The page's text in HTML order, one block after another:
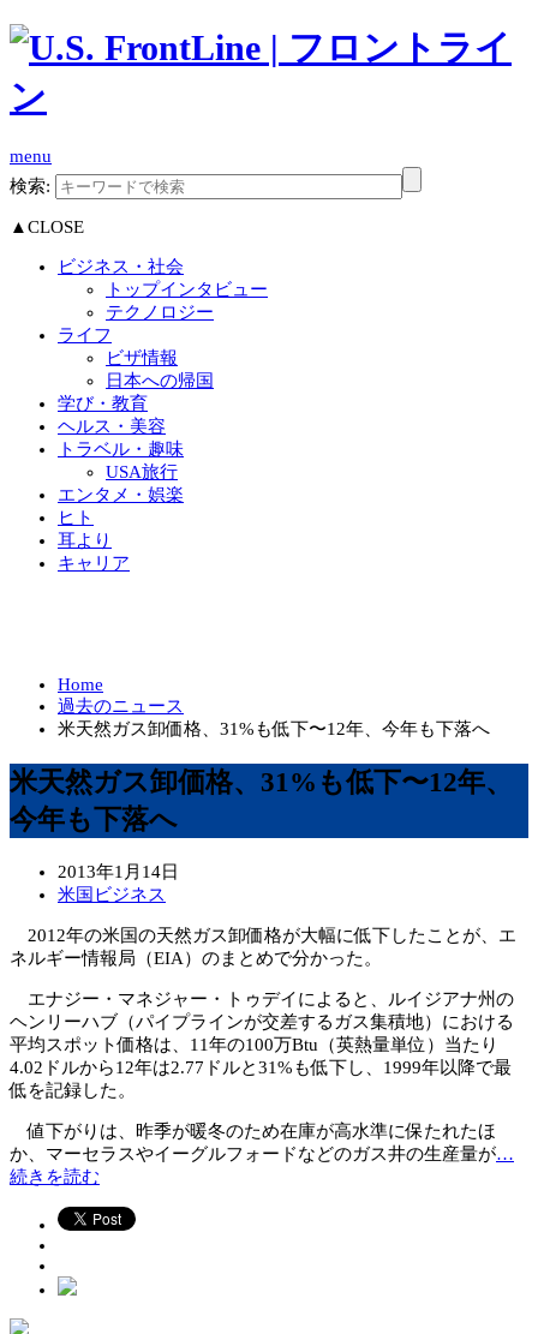
menu
検索:
▲CLOSE
ビジネス・社会
トップインタビュー
テクノロジー
ライフ
ビザ情報
日本への帰国
学び・教育
ヘルス・美容
トラベル・趣味
USA旅行
エンタメ・娯楽
ヒト
耳より
キャリア
Home
過去のニュース
米天然ガス卸価格、31%も低下〜12年、今年も下落へ
米天然ガス卸価格、31%も低下〜12年、
今年も下落へ
2013年1月14日
米国ビジネス
2012年の米国の天然ガス卸価格が大幅に低下したことが、エ
ネルギー情報局（EIA）のまとめで分かった。
エナジー・マネジャー・トゥデイによると、ルイジアナ州の
ヘンリーハブ（パイプラインが交差するガス集積地）における
平均スポット価格は、11年の100万Btu（英熱量単位）当たり
4.02ドルから12年は2.77ドルと31%も低下し、1999年以降で最
低を記録した。
値下がりは、昨季が暖冬のため在庫が高水準に保たれたほ
か、マーセラスやイーグルフォードなどのガス井の生産量が…
続きを読む